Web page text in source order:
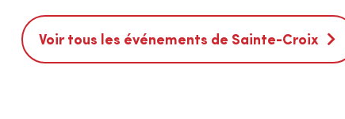
Voir tous les événements de Sainte-Croix